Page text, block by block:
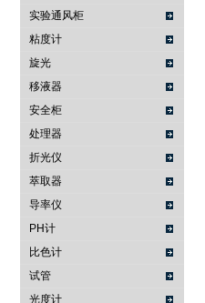
实验通风柜
粘度计
旋光
移液器
安全柜
处理器
折光仪
萃取器
导率仪
PH计
比色计
试管
光度计